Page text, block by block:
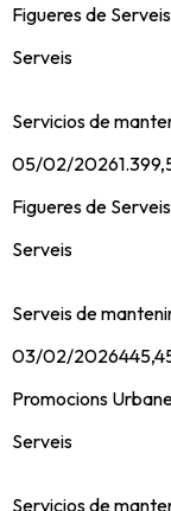
Figueres de
Serveis
Servicios de
05/02/2026
Figueres de
Serveis
Serveis de
03/02/2026
Promocions
Serveis
Servicios de